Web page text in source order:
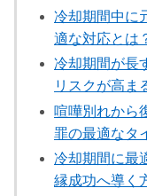
冷却期間中に
適な対応とは
冷却期間が長
リスクが高ま
喧嘩別れから
罪の最適なタ
冷却期間に最
縁成功へ導く